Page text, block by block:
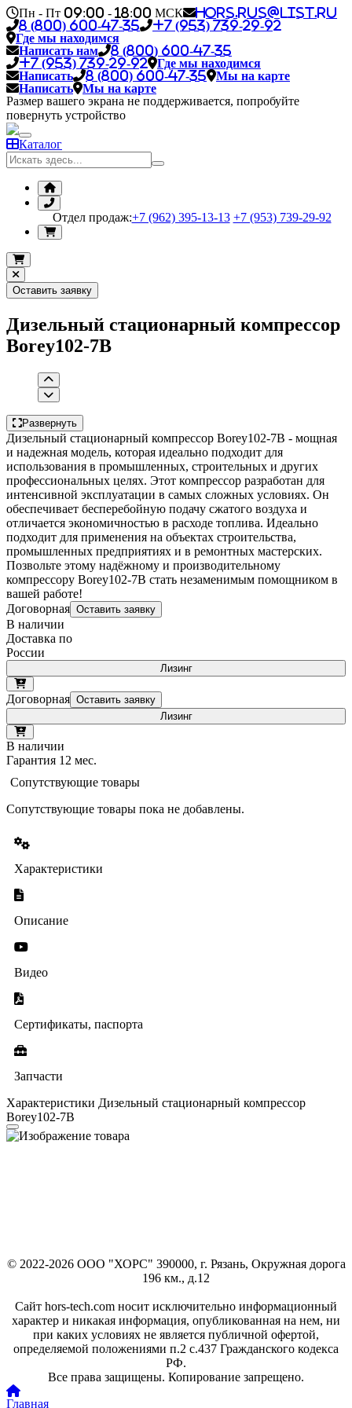
Пн - Пт 09:00 - 18:00 МСК
hors.rus@list.ru
8 (800) 600-47-35
+7 (953) 739-29-92
Где мы находимся
Написать нам
8 (800) 600-47-35
+7 (953) 739-29-92
Где мы находимся
Написать
8 (800) 600-47-35
Мы на карте
Написать
Мы на карте
Размер вашего экрана не поддерживается, попробуйте
повернуть устройство
Каталог
Отдел продаж:+7 (962) 395-13-13 +7 (953) 739-29-92
Оставить заявку
Дизельный стационарный компрессор
Borey102-7B
Развернуть
Дизельный стационарный компрессор Borey102-7B - мощная
и надежная модель, которая идеально подходит для
использования в промышленных, строительных и других
профессиональных целях. Этот компрессор разработан для
интенсивной эксплуатации в самых сложных условиях. Он
обеспечивает бесперебойную подачу сжатого воздуха и
отличается экономичностью в расходе топлива. Идеально
подходит для применения на объектах строительства,
промышленных предприятиях и в ремонтных мастерских.
Позвольте этому надёжному и производительному
компрессору Borey102-7B стать незаменимым помощником в
вашей работе!
Договорная Оставить заявку
В наличии
Доставка по
России
Лизинг
Договорная Оставить заявку
Лизинг
В наличии
Гарантия 12 мес.
Сопутствующие товары
Сопутствующие товары пока не добавлены.
Характеристики
Описание
Видео
Сертификаты, паспорта
Запчасти
Характеристики Дизельный стационарный компрессор
Borey102-7B
© 2022-2026 ООО "ХОРС" 390000, г. Рязань, Окружная дорога
196 км., д.12
Сайт hors-tech.com носит исключительно информационный
характер и никакая информация, опубликованная на нем, ни
при каких условиях не является публичной офертой,
определяемой положениями п.2 с.437 Гражданского кодекса
РФ.
Все права защищены. Копирование запрещено.
Главная